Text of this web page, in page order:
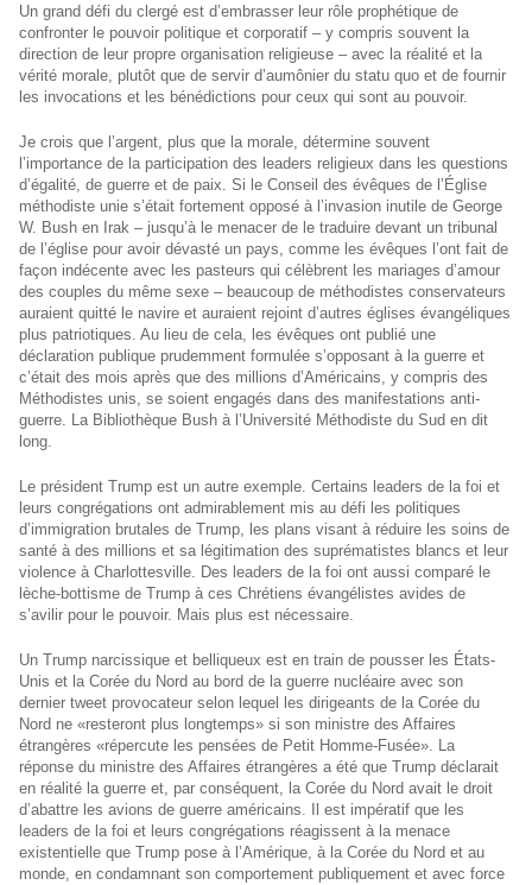
Un grand défi du clergé est d’embrasser leur rôle prophétique de
confronter le pouvoir politique et corporatif – y compris souvent la
direction de leur propre organisation religieuse – avec la réalité et la
vérité morale, plutôt que de servir d’aumônier du statu quo et de fournir
les invocations et les bénédictions pour ceux qui sont au pouvoir.
Je crois que l’argent, plus que la morale, détermine souvent
l’importance de la participation des leaders religieux dans les questions
d’égalité, de guerre et de paix. Si le Conseil des évêques de l’Église
méthodiste unie s’était fortement opposé à l’invasion inutile de George
W. Bush en Irak – jusqu’à le menacer de le traduire devant un tribunal
de l’église pour avoir dévasté un pays, comme les évêques l’ont fait de
façon indécente avec les pasteurs qui célèbrent les mariages d’amour
des couples du même sexe – beaucoup de méthodistes conservateurs
auraient quitté le navire et auraient rejoint d’autres églises évangéliques
plus patriotiques. Au lieu de cela, les évêques ont publié une
déclaration publique prudemment formulée s’opposant à la guerre et
c’était des mois après que des millions d’Américains, y compris des
Méthodistes unis, se soient engagés dans des manifestations anti-
guerre. La Bibliothèque Bush à l’Université Méthodiste du Sud en dit
long.
Le président Trump est un autre exemple. Certains leaders de la foi et
leurs congrégations ont admirablement mis au défi les politiques
d’immigration brutales de Trump, les plans visant à réduire les soins de
santé à des millions et sa légitimation des suprématistes blancs et leur
violence à Charlottesville. Des leaders de la foi ont aussi comparé le
lèche-bottisme de Trump à ces Chrétiens évangélistes avides de
s’avilir pour le pouvoir. Mais plus est nécessaire.
Un Trump narcissique et belliqueux est en train de pousser les États-
Unis et la Corée du Nord au bord de la guerre nucléaire avec son
dernier tweet provocateur selon lequel les dirigeants de la Corée du
Nord ne «resteront plus longtemps» si son ministre des Affaires
étrangères «répercute les pensées de Petit Homme-Fusée». La
réponse du ministre des Affaires étrangères a été que Trump déclarait
en réalité la guerre et, par conséquent, la Corée du Nord avait le droit
d’abattre les avions de guerre américains. Il est impératif que les
leaders de la foi et leurs congrégations réagissent à la menace
existentielle que Trump pose à l’Amérique, à la Corée du Nord et au
monde, en condamnant son comportement publiquement et avec force